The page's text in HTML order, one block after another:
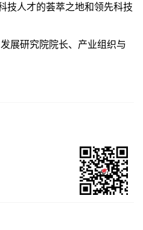
技人才的荟萃之地和领先科技
研究院院长、产业组织与